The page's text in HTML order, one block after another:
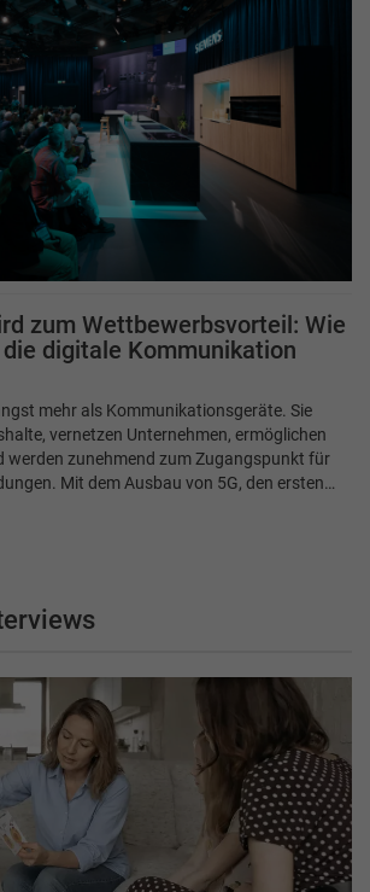
zum Wettbewerbsvorteil: Wie
die digitale Kommunikation
mehr als Kommunikationsgeräte. Sie
vernetzen Unternehmen, ermöglichen
werden zunehmend zum Zugangspunkt für
Mit dem Ausbau von 5G, den ersten…